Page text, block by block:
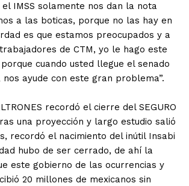
IMSS solamente nos dan la nota
a las boticas, porque no las hay en
es que estamos preocupados y a
de CTM, yo le hago este
cuando usted llegue el senado
ayude con este gran problema”.
recordó el cierre del SEGURO
una proyección y largo estudio salió
recordó el nacimiento del inútil Insabi
hubo de ser cerrado, de ahí la
este gobierno de las ocurrencias y
20 millones de mexicanos sin